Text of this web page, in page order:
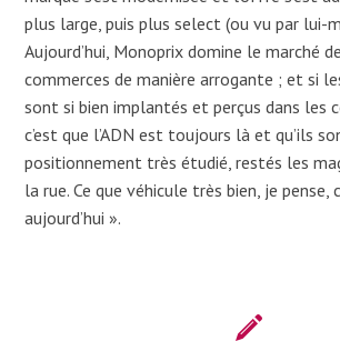
plus large, puis plus select (ou vu par lui-
Aujourd’hui, Monoprix domine le marché
commerces de manière arrogante ; et si
sont si bien implantés et perçus dans les
c’est que l’ADN est toujours là et qu’ils
positionnement très étudié, restés les
la rue. Ce que véhicule très bien, je pense,
aujourd’hui ».